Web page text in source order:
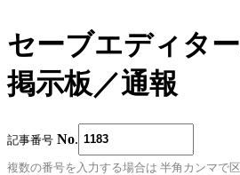
セーブエディタ
掲示板／通報
記事番号 No
複数の番号を入力する場合は 半角カンマで